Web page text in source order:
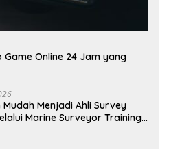
Game Online 24 Jam yang
Menjadi Ahli Survey
Marine Surveyor Training